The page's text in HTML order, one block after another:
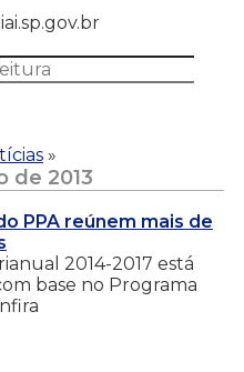
»
de 2013
PPA reúnem mais de
2014-2017 está
base no Programa